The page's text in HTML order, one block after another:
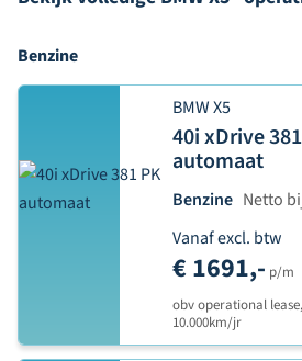
Benzine
BMW X5
40i xDrive
automaat
Benzine Netto
Vanaf excl. btw
€ 1691,- p/m
obv operational
10.000km/jr